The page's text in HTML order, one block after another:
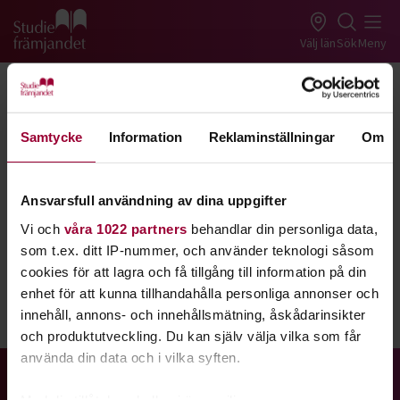
Samtycke Information Reklaminställningar Om
Ansvarsfull användning av dina uppgifter
Vi och våra 1022 partners behandlar din personliga data,
som t.ex. ditt IP-nummer, och använder teknologi såsom
cookies för att lagra och få tillgång till information på din
enhet för att kunna tillhandahålla personliga annonser och
innehåll, annons- och innehållsmätning, åskådarinsikter
och produktutveckling. Du kan själv välja vilka som får
använda din data och i vilka syften.
Gå till studiefrämjandets startsida Välj länSökMeny
Tillbaka Lyssna
Att vara cirkelledare
Som cirkelledare är din främsta uppgift är att
Du är också vår kontaktperson och
Studiefrämjandets ansikte utåt. Du är viktig både
för oss och din grupp.
Dela: Facebook LinkedIn E-mail